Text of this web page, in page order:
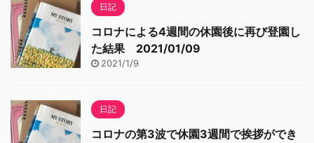
日記
コロナによる4週間の休園後に再び登園し
た結果 2021/01/09
2021/1/9
日記
コロナの第3波で休園3週間で挨拶ができ